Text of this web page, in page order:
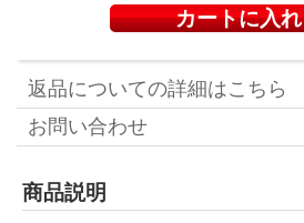
返品についての詳細はこちら
お問い合わせ
商品説明